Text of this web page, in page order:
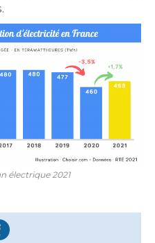
électrique 2021